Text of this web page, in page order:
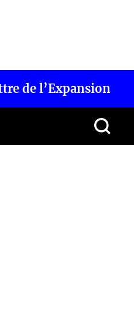
de l’Expansion